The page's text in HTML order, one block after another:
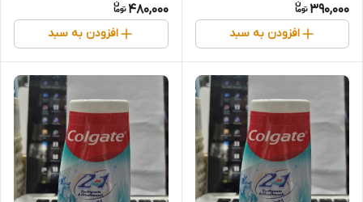
390,000
افزودن به سبد
480,000
افزودن به سبد